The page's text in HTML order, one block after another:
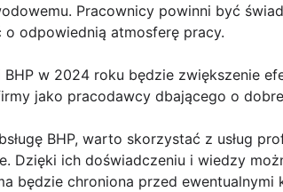
Pracownicy powinni być
odpowiednią atmosferę pracy.
w 2024 roku będzie zwiększenie
jako pracodawcy dbającego o
BHP, warto skorzystać z usług
Dzięki ich doświadczeniu i wiedzy
będzie chroniona przed ewentualnymi